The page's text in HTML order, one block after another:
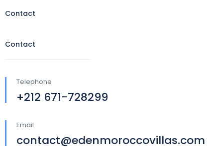
Contact
Contact
Telephone
+212 671-728299
Email
contact@edenmoroccovillas.com